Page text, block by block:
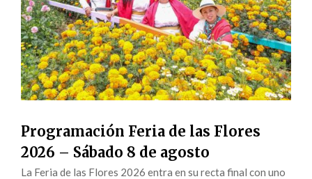
Programación Feria de las Flores
2026 – Sábado 8 de agosto
La Feria de las Flores 2026 entra en su recta final con uno